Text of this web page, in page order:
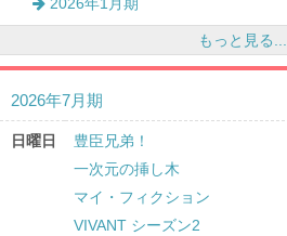
2026年1月期
もっと見る...
2026年7月期
日曜日
豊臣兄弟！
一次元の挿し木
マイ・フィクション
VIVANT シーズン2